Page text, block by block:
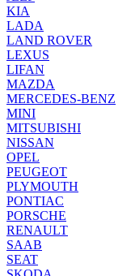
KIA
LADA
LAND ROVER
LEXUS
LIFAN
MAZDA
MERCEDES-BENZ
MINI
MITSUBISHI
NISSAN
OPEL
PEUGEOT
PLYMOUTH
PONTIAC
PORSCHE
RENAULT
SAAB
SEAT